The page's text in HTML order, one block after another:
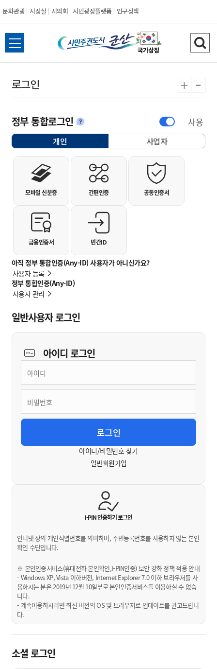
문화관광 시장실 시의회 시민광장플랫폼 인구정책
시민주권도시 군
전체메뉴 열기 검
로그인 + -
정부 통합로그인안내 사용
아직 정부 통합인증(Any-ID) 사용자가 아니신가요?
사용자 등록
정부 통합인증(Any-ID)
사용자 관리
개인선택됨 사업자
개인사용자 로그인
모바일 신분증 간편인증 공동인증서
금융인증서 민간ID
일반사용자 로그인
아이디로그인
아이디/비밀번호 찾기
일반회원가입
I-PIN 인증하기로그인
인터넷 상의 개인식별번호를 의미하며, 주민등록번호를 사용하지 않는 본인
확인 수단입니다.
※ 본인인증서비스(휴대전화 본인확인,I-PIN인증) 보안 강화 정책 적용 안내
- Windows XP, Vista 이하버전, Internet Explorer 7.0 이하 브라우저를 사
용하시는 분은 2019년 12월 10일부로 본인인증서비스를 이용하실 수 없습
니다.
- 계속이용하시려면 최신 버전의 OS 및 브라우저로 업데이트를 권고드립니
다.
소셜 로그인